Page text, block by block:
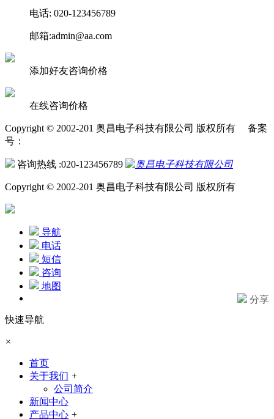
电话: 020-123456789
邮箱:admin@aa.com
添加好友咨询价格
在线咨询价格
Copyright © 2002-201 奥昌电子科技有限公司 版权所有 备案
号：
咨询热线 :020-123456789
Copyright © 2002-201 奥昌电子科技有限公司 版权所有
导航
电话
短信
咨询
地图
分享
快速导航
×
首页
关于我们 +
公司简介
新闻中心
产品中心 +